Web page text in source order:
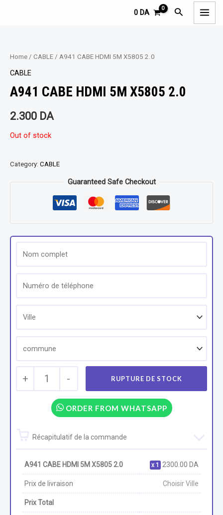
0 DA Rechercher
Home / CABLE / A941 CABE HDMI 5M X5805 2.0
CABLE
A941 CABE HDMI 5M X5805 2.0
2.300 DA
Out of stock
Category: CABLE
Guaranteed Safe Checkout
+ 1 -
ORDER FROM WHATSAPP
Récapitulatif de la commande
A941 CABE HDMI 5M X5805 2.0 1 2300.00 DA
Prix de livraison Choisir Ville
Prix Total